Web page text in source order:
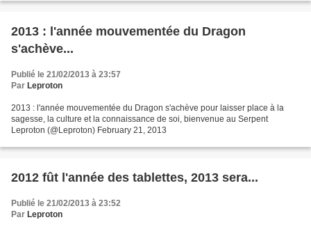
2013 : l'année mouvementée du Dragon
s'achève...
Publié le 21/02/2013 à 23:57
Par Leproton
2013 : l'année mouvementée du Dragon s'achève pour laisser place à la
sagesse, la culture et la connaissance de soi, bienvenue au Serpent
Leproton (@Leproton) February 21, 2013
2012 fût l'année des tablettes, 2013 sera...
Publié le 21/02/2013 à 23:52
Par Leproton